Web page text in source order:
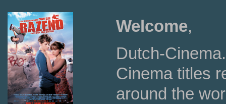
Welcome,
Dutch-
Cinema titles
around the